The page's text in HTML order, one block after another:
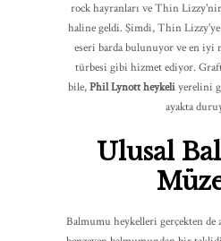
rock hayranları ve Thin
haline geldi. Şimdi, Thin Lizzy'ye
eseri barda bulunuyor ve en
türbesi gibi hizmet ediyor.
bile,Phil Lynott heykeliyerelini
ayakta
Ulusal
Balmumu heykelleri gerçekten de